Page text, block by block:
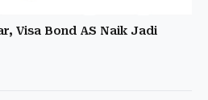
Visa Bond AS Naik Jadi